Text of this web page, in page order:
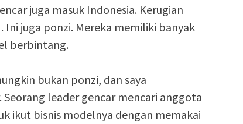
juga masuk Indonesia. Kerugian
Ini juga ponzi. Mereka memiliki banyak
berbintang.
bukan ponzi, dan saya
leader gencar mencari anggota
ikut bisnis modelnya dengan memakai